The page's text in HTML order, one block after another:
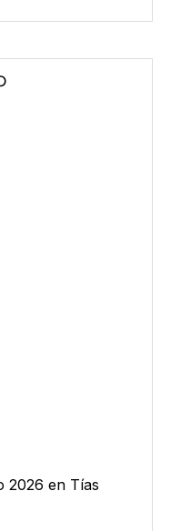
2026 en Tías